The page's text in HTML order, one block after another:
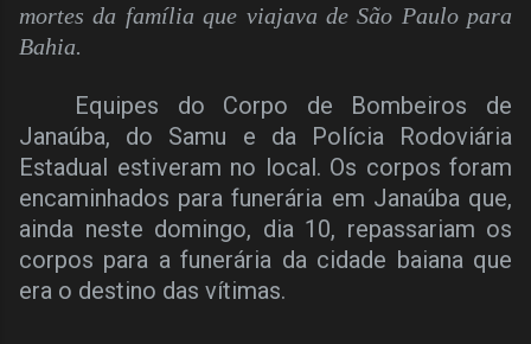
mortes da família que viajava de São Paulo para
Bahia.
Equipes do Corpo de Bombeiros de
Janaúba, do Samu e da Polícia Rodoviária
Estadual estiveram no local. Os corpos foram
encaminhados para funerária em Janaúba que,
ainda neste domingo, dia 10, repassariam os
corpos para a funerária da cidade baiana que
era o destino das vítimas.